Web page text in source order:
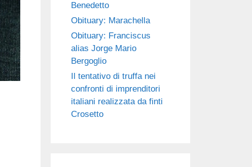
Benedetto
Obituary: Marachella
Obituary: Franciscus
alias Jorge Mario
Bergoglio
Il tentativo di truffa nei
confronti di imprenditori
italiani realizzata da finti
Crosetto